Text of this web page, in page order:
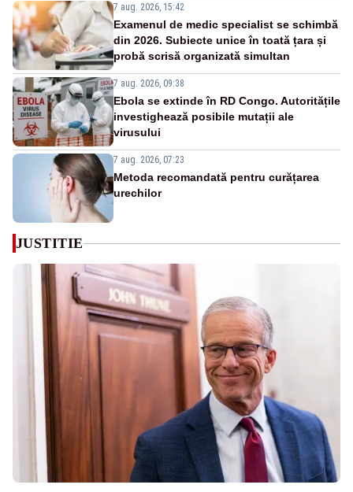
7 aug. 2026, 15:42
Examenul de medic specialist se schimbă
din 2026. Subiecte unice în toată țara și
probă scrisă organizată simultan
7 aug. 2026, 09:38
Ebola se extinde în RD Congo. Autoritățile
investighează posibile mutații ale
virusului
7 aug. 2026, 07:23
Metoda recomandată pentru curățarea
urechilor
JUSTITIE